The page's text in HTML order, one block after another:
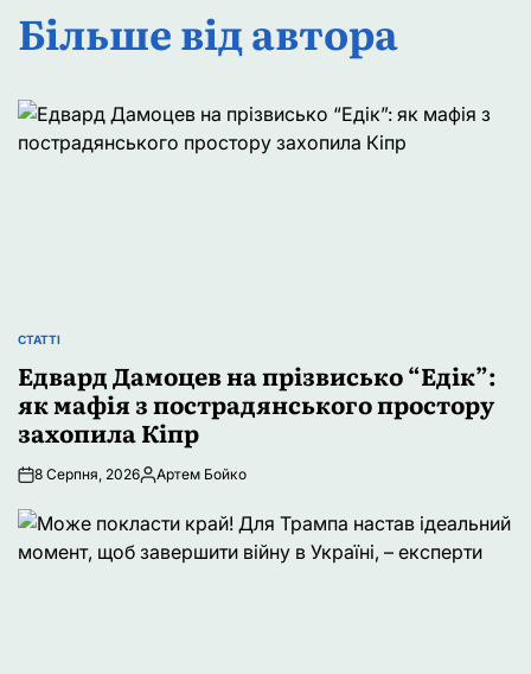
Більше від автора
ОПУБЛІКУВАТИ
СТАТТІ
Едвард Дамоцев на прізвисько “Едік”:
як мафія з пострадянського простору
захопила Кіпр
8 Серпня, 2026Опубліковано
Артем Бойко